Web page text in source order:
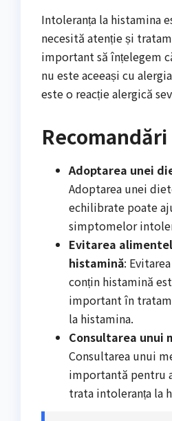
Intoleranța la histamina
necesită atenție și
important să înțelegem
nu este aceeași cu
este o reacție alergică
Recomandări
Adoptarea unei
Adoptarea unei
echilibrate poate
simptomelor
Evitarea
histamină:
conțin histamină
important în
la histamina.
Consultarea unui
Consultarea unui
importantă pentru
trata intoleranța la